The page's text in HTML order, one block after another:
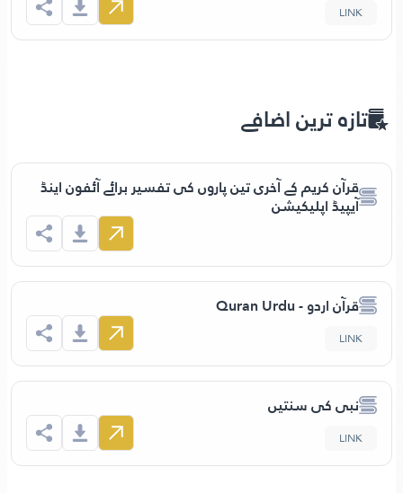
LINK
تازہ ترین اضافے
قرآن كريم كے آخری تین پاروں کی تفسیر برائے آئفون اینڈ
آیپیڈ اپلیکیشن
قرآن اردو - Quran Urdu
LINK
نبی کی سنتیں
LINK